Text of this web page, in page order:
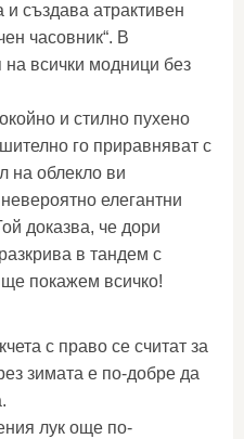
и създава атрактивен
часовник“. В
на всички модници без
и стилно пухено
го приравняват с
на облекло ви
елегантни
доказва, че дори
в тандем с
ще покажем всичко!
с право се считат за
зимата е по-добре да
лук още по-